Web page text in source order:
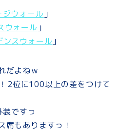
ウォール 」
ウォール 」
ンスウォール 」
だよねｗ
2位に100以上の差をつけて
ですっ
席もありますっ！